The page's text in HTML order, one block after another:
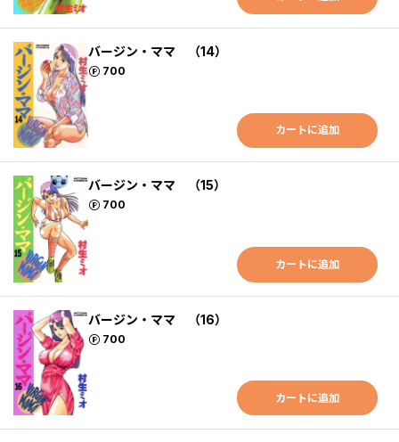
バージン・ママ （14）
700
ポイント
カートに追加
バージン・ママ （15）
700
ポイント
カートに追加
バージン・ママ （16）
700
ポイント
カートに追加